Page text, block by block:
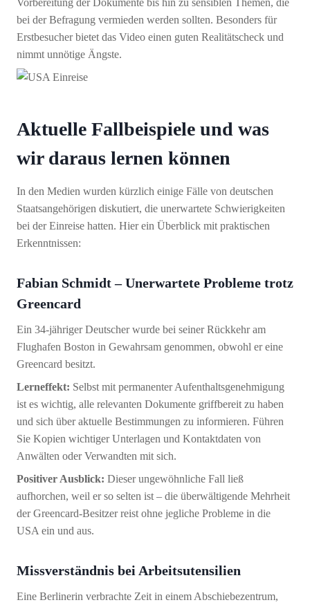
Vorbereitung der Dokumente bis hin zu sensiblen Themen, die
bei der Befragung vermieden werden sollten. Besonders für
Erstbesucher bietet das Video einen guten Realitätscheck und
nimmt unnötige Ängste.
Aktuelle Fallbeispiele und was
wir daraus lernen können
In den Medien wurden kürzlich einige Fälle von deutschen
Staatsangehörigen diskutiert, die unerwartete Schwierigkeiten
bei der Einreise hatten. Hier ein Überblick mit praktischen
Erkenntnissen:
Fabian Schmidt – Unerwartete Probleme trotz
Greencard
Ein 34-jähriger Deutscher wurde bei seiner Rückkehr am
Flughafen Boston in Gewahrsam genommen, obwohl er eine
Greencard besitzt.
Lerneffekt: Selbst mit permanenter Aufenthaltsgenehmigung
ist es wichtig, alle relevanten Dokumente griffbereit zu haben
und sich über aktuelle Bestimmungen zu informieren. Führen
Sie Kopien wichtiger Unterlagen und Kontaktdaten von
Anwälten oder Verwandten mit sich.
Positiver Ausblick: Dieser ungewöhnliche Fall ließ
aufhorchen, weil er so selten ist – die überwältigende Mehrheit
der Greencard-Besitzer reist ohne jegliche Probleme in die
USA ein und aus.
Missverständnis bei Arbeitsutensilien
Eine Berlinerin verbrachte Zeit in einem Abschiebezentrum,